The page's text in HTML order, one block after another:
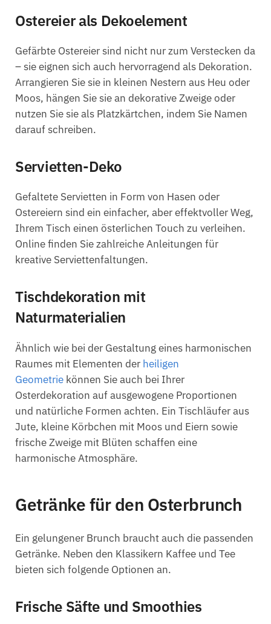
Ostereier als Dekoelement
Gefärbte Ostereier sind nicht nur zum Verstecken da
– sie eignen sich auch hervorragend als Dekoration.
Arrangieren Sie sie in kleinen Nestern aus Heu oder
Moos, hängen Sie sie an dekorative Zweige oder
nutzen Sie sie als Platzkärtchen, indem Sie Namen
darauf schreiben.
Servietten-Deko
Gefaltete Servietten in Form von Hasen oder
Ostereiern sind ein einfacher, aber effektvoller Weg,
Ihrem Tisch einen österlichen Touch zu verleihen.
Online finden Sie zahlreiche Anleitungen für
kreative Serviettenfaltungen.
Tischdekoration mit
Naturmaterialien
Ähnlich wie bei der Gestaltung eines harmonischen
Raumes mit Elementen der heiligen
Geometrie können Sie auch bei Ihrer
Osterdekoration auf ausgewogene Proportionen
und natürliche Formen achten. Ein Tischläufer aus
Jute, kleine Körbchen mit Moos und Eiern sowie
frische Zweige mit Blüten schaffen eine
harmonische Atmosphäre.
Getränke für den Osterbrunch
Ein gelungener Brunch braucht auch die passenden
Getränke. Neben den Klassikern Kaffee und Tee
bieten sich folgende Optionen an.
Frische Säfte und Smoothies